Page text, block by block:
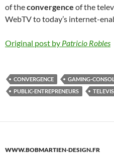
of theconvergence of the
WebTV to today’s internet-
Original post by Patricio Robles
CONVERGENCE GAMING-
PUBLIC-ENTREPRENEURS
WWW.BOBMARTIEN-DESIGN.FR